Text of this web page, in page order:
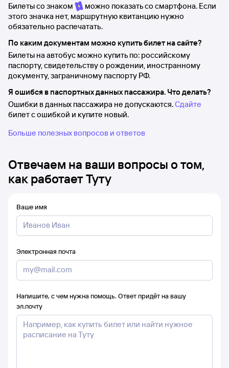
Билеты со знаком
можно показать со смартфона. Если
этого значка нет, маршрутную квитанцию нужно
обязательно распечатать.
По каким документам можно купить билет на сайте?
Билеты на автобус можно купить по: российскому
паспорту, свидетельству о рождении, иностранному
документу, заграничному паспорту РФ.
Я ошибся в паспортных данных пассажира. Что делать?
Ошибки в данных пассажира не допускаются.Сдайте
билет с ошибкой и купите новый.
Больше полезных вопросов и ответов
Отвечаем на ваши вопросы о том,
как работает Туту
Ваше имя
Электронная почта
Напишите, с чем нужна помощь. Ответ придёт на вашу
эл.почту